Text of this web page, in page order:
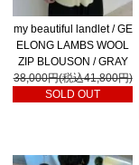
my beautiful landlet / GE
ELONG LAMBS WOOL
ZIP BLOUSON / GRAY
38,000円(税込41,800円)
SOLD OUT